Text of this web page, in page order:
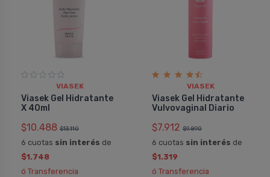
VIASEK
Viasek Gel Hidratante
X 40ml
$10.488 $13.110
6 cuotas sin interés de
$1.748
ó Transferencia
VIASEK
Viasek Gel Hidratante
Vulvovaginal Diario
$7.912 $9.890
6 cuotas sin interés de
$1.319
ó Transferencia